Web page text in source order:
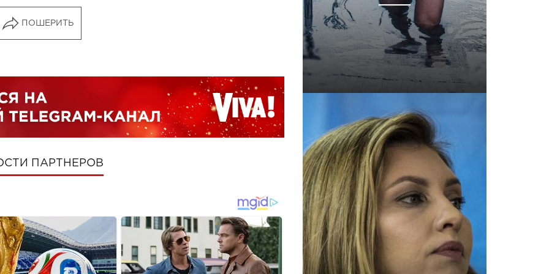
ПОШЕРИТЬ
ПАРТНЕРОВ